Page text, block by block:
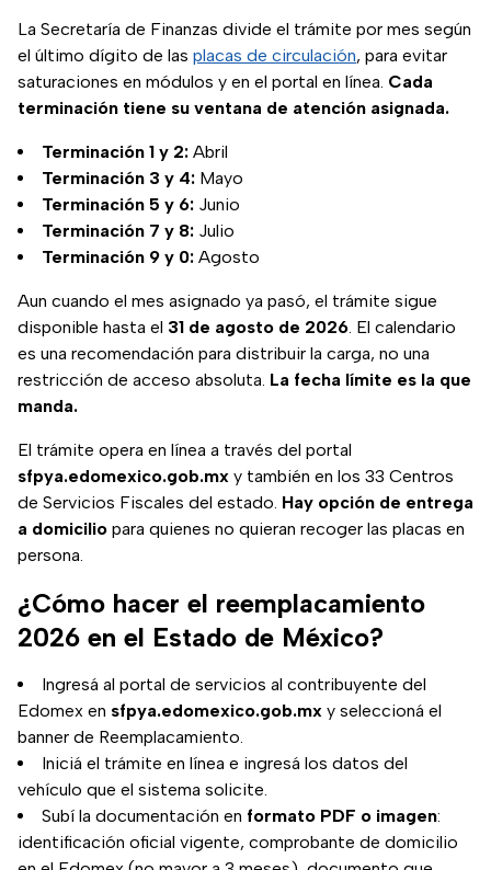
La Secretaría de Finanzas divide el trámite por mes según
el último dígito de las placas de circulación, para evitar
saturaciones en módulos y en el portal en línea. Cada
terminación tiene su ventana de atención asignada.
Terminación 1 y 2: Abril
Terminación 3 y 4: Mayo
Terminación 5 y 6: Junio
Terminación 7 y 8: Julio
Terminación 9 y 0: Agosto
Aun cuando el mes asignado ya pasó, el trámite sigue
disponible hasta el 31 de agosto de 2026. El calendario
es una recomendación para distribuir la carga, no una
restricción de acceso absoluta. La fecha límite es la que
manda.
El trámite opera en línea a través del portal
sfpya.edomexico.gob.mx y también en los 33 Centros
de Servicios Fiscales del estado. Hay opción de entrega
a domicilio para quienes no quieran recoger las placas en
persona.
¿Cómo hacer el reemplacamiento
2026 en el Estado de México?
Ingresá al portal de servicios al contribuyente del
Edomex en sfpya.edomexico.gob.mx y seleccioná el
banner de Reemplacamiento.
Iniciá el trámite en línea e ingresá los datos del
vehículo que el sistema solicite.
Subí la documentación en formato PDF o imagen:
identificación oficial vigente, comprobante de domicilio